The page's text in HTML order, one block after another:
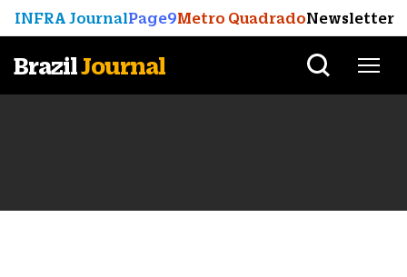
INFRA JournalPage9Metro QuadradoNewsletter
BrazilJournal